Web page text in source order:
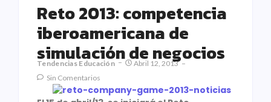
Reto 2013: competencia
iberoamericana de
simulación de negocios
Tendencias Educación
Abril 12, 2013
Sin Comentarios